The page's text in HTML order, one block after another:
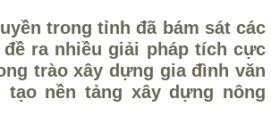
trong tỉnh đã bám sát các
ra nhiều giải pháp tích cực
trào xây dựng gia đình văn
tạo nền tảng xây dựng nông